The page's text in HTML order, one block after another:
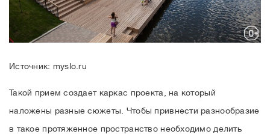
Источник: myslo.ru
Такой прием создает каркас проекта, на который
наложены разные сюжеты. Чтобы привнести разнообразие
в такое протяженное пространство необходимо делить